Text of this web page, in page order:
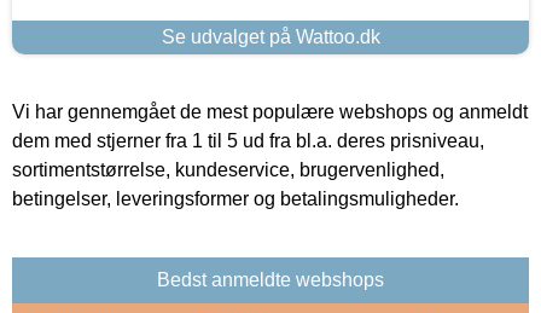
Se udvalget på Wattoo.dk
Vi har gennemgået de mest populære webshops og anmeldt
dem med stjerner fra 1 til 5 ud fra bl.a. deres prisniveau,
sortimentstørrelse, kundeservice, brugervenlighed,
betingelser, leveringsformer og betalingsmuligheder.
Bedst anmeldte webshops